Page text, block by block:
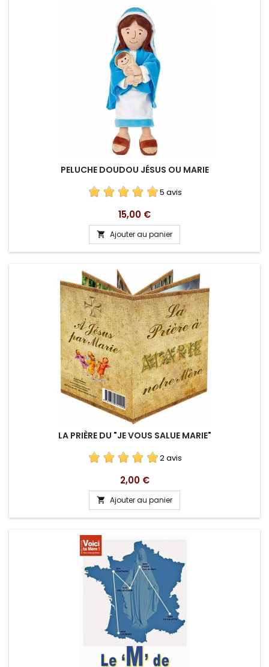
PELUCHE DOUDOU JÉSUS OU MARIE
5 avis
Prix
15,00 €
 Ajouter au panier
LA PRIÈRE DU "JE VOUS SALUE MARIE"
2 avis
Prix
2,00 €
 Ajouter au panier